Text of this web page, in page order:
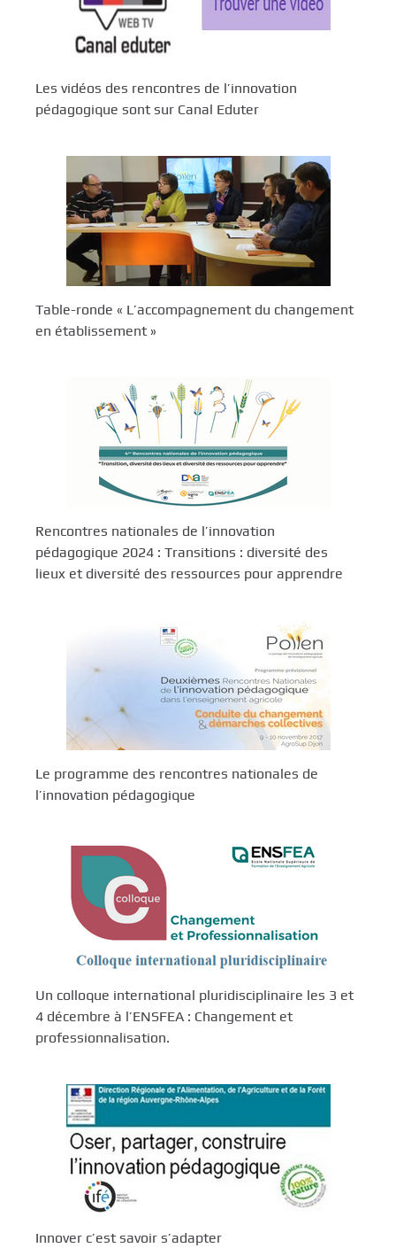
Les vidéos des rencontres de l’innovation
pédagogique sont sur Canal Eduter
Table-ronde « L’accompagnement du changement
en établissement »
Rencontres nationales de l’innovation
pédagogique 2024 : Transitions : diversité des
lieux et diversité des ressources pour apprendre
Le programme des rencontres nationales de
l’innovation pédagogique
Un colloque international pluridisciplinaire les 3 et
4 décembre à l’ENSFEA : Changement et
professionnalisation.
Innover c’est savoir s’adapter